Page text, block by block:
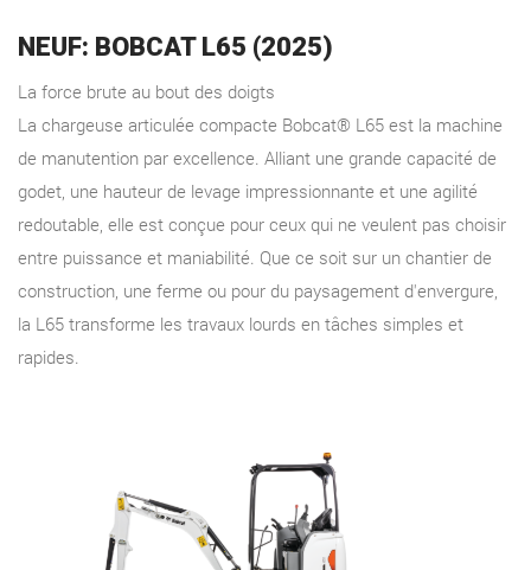
NEUF: BOBCAT L65 (2025)
La force brute au bout des doigts
La chargeuse articulée compacte Bobcat® L65 est la machine
de manutention par excellence. Alliant une grande capacité de
godet, une hauteur de levage impressionnante et une agilité
redoutable, elle est conçue pour ceux qui ne veulent pas choisir
entre puissance et maniabilité. Que ce soit sur un chantier de
construction, une ferme ou pour du paysagement d'envergure,
la L65 transforme les travaux lourds en tâches simples et
rapides.